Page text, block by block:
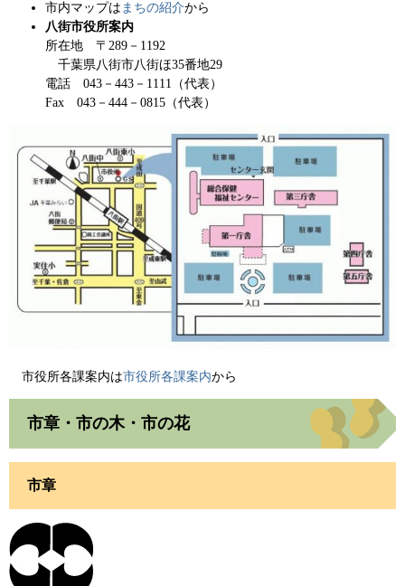
市内マップは まちの紹介から
八街市役所案内
所在地 〒289－1192
千葉県八街市八街ほ35番地29
電話 043－443－1111（代表）
Fax 043－444－0815（代表）
市役所各課案内は市役所各課案内から
市章・市の木・市の花
市章